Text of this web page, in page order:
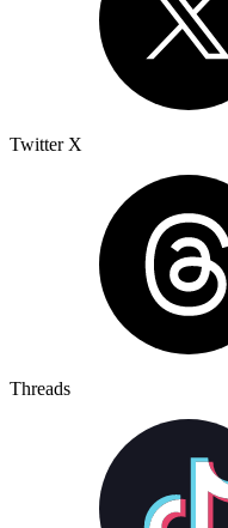
Twitter X
Threads